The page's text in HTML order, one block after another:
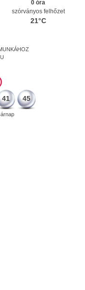
0 óra
szórványos felhőzet
21°C
41 45